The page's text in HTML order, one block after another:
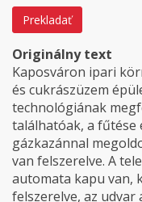
Prekladať
Originálny text
Kaposváron ipari
és cukrászüzem
technológiának
találhatóak, a fűtése
gázkazánnal
van felszerelve. A
automata kapu van,
felszerelve, az